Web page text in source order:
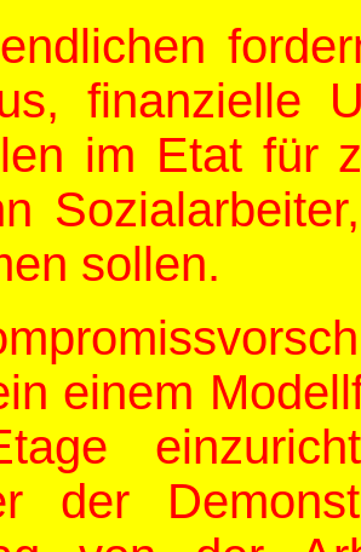
finanzielle
im Etat für
sollen.
einem
der